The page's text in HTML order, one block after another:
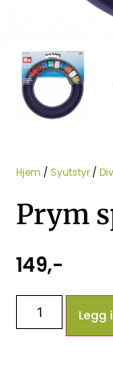
Hjem / Syutstyr /
Prym
149,-
Legg